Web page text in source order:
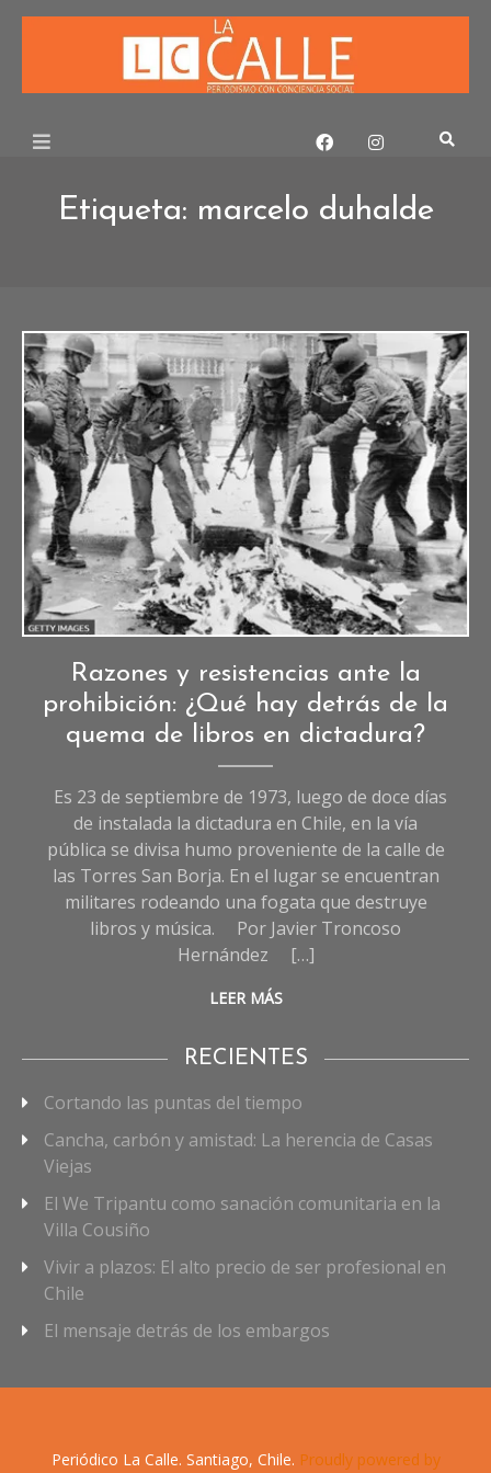
Skip
Etiqueta: marcelo duhalde
Crónicas,
Crónicas
Razones y resistencias ante la
prohibición: ¿Qué hay detrás de la
quema de libros en dictadura?
Es 23 de septiembre de 1973, luego de doce días
de instalada la dictadura en Chile, en la vía
pública se divisa humo proveniente de la calle de
las Torres San Borja. En el lugar se encuentran
militares rodeando una fogata que destruye
libros y música. Por Javier Troncoso
Hernández […]
LEER MÁS
RECIENTES
Cortando las puntas del tiempo
Cancha, carbón y amistad: La herencia de Casas
Viejas
El We Tripantu como sanación comunitaria en la
Villa Cousiño
Vivir a plazos: El alto precio de ser profesional en
Chile
El mensaje detrás de los embargos
Periódico La Calle. Santiago, Chile. Proudly powered by